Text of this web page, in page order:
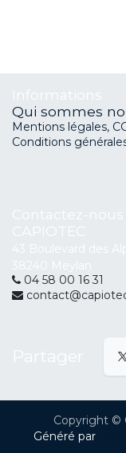
Qui sommes
Mentions légales,
Conditions
04 58 00 16 31
Copyright ©
Généré par